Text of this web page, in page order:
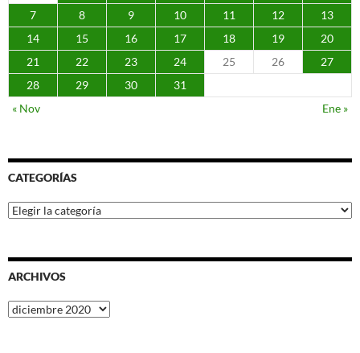
7
8 9 10 11 12
13
14
15 16 17 18 19
20
21
22 23 24 25 26
27
28
29 30
31
« Nov
Ene »
CATEGORÍAS
Categorías
ARCHIVOS
Archivos